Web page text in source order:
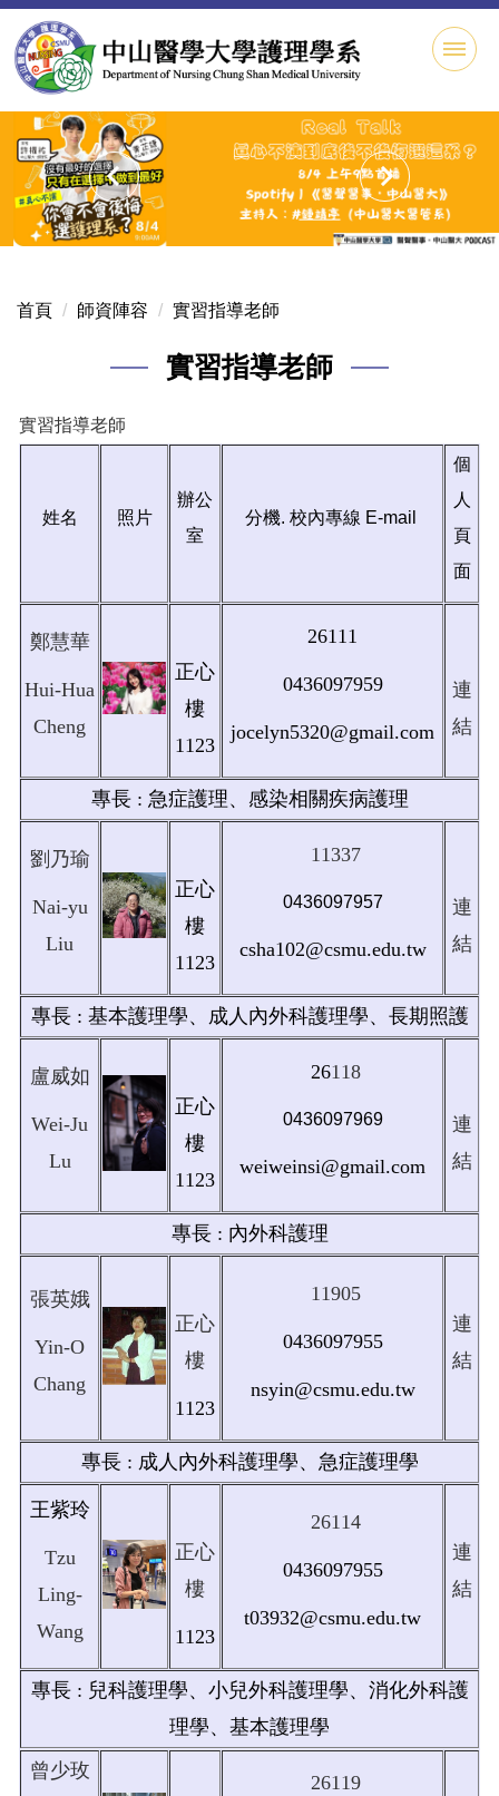
到
主
容
首頁 師資陣容 實習指導老師
實習指導老師
實習指導老師
姓名 照片
辦公
室
分機. 校內專線 E-mail
個
人
頁
面
鄭慧華
Hui-Hua
Cheng
正心
樓
1123
26111
0436097959
jocelyn5320@gmail.com
連
結
專長 : 急症護理、感染相關疾病護理
劉乃瑜
Nai-yu
Liu
正心
樓
1123
11337
0436097957
csha102@csmu.edu.tw
連
結
專長 : 基本護理學、成人內外科護理學、長期照護
盧威如
Wei-Ju
Lu
正心
樓
1123
26118
0436097969
weiweinsi@gmail.com
連
結
專長 : 內外科護理
張英娥
Yin-O
Chang
正心
樓
1123
11905
0436097955
nsyin@csmu.edu.tw
連
結
專長 : 成人內外科護理學、急症護理學
王紫玲
Tzu
Ling-
Wang
正心
樓
1123
26114
0436097955
t03932@csmu.edu.tw
連
結
專長 : 兒科護理學、小兒外科護理學、消化外科護
理學、基本護理學
曾少玫
26119